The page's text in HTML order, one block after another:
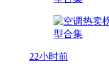
22小时前